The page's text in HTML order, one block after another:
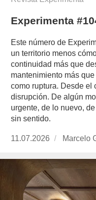
Experimenta
Este número de
un territorio menos
continuidad más que
mantenimiento más
como ruptura. Desde el
disrupción. De algún
urgente, de lo nuevo,
sin sentido.
Publicado
11.07.2026
https://
Marcelo